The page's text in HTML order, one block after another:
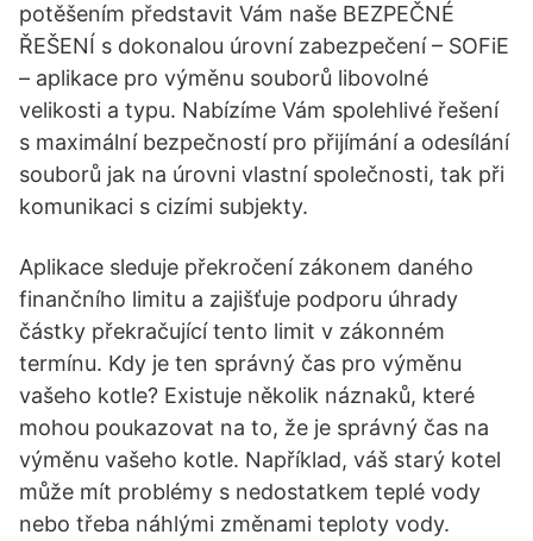
potěšením představit Vám naše BEZPEČNÉ
ŘEŠENÍ s dokonalou úrovní zabezpečení – SOFiE
– aplikace pro výměnu souborů libovolné
velikosti a typu. Nabízíme Vám spolehlivé řešení
s maximální bezpečností pro přijímání a odesílání
souborů jak na úrovni vlastní společnosti, tak při
komunikaci s cizími subjekty.
Aplikace sleduje překročení zákonem daného
finančního limitu a zajišťuje podporu úhrady
částky překračující tento limit v zákonném
termínu. Kdy je ten správný čas pro výměnu
vašeho kotle? Existuje několik náznaků, které
mohou poukazovat na to, že je správný čas na
výměnu vašeho kotle. Například, váš starý kotel
může mít problémy s nedostatkem teplé vody
nebo třeba náhlými změnami teploty vody.